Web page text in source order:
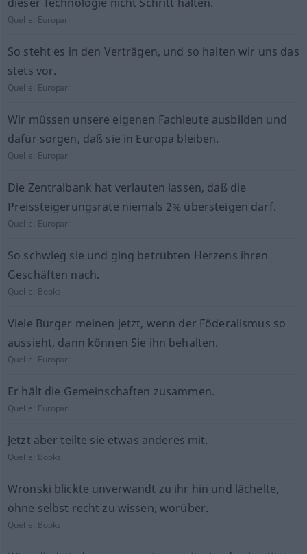
Quelle: Europarl
So steht es in den Verträgen, und so halten wir uns das
stets vor.
Quelle: Europarl
Wir müssen unsere eigenen Fachleute ausbilden und
dafür sorgen, daß sie in Europa bleiben.
Quelle: Europarl
Die Zentralbank hat verlauten lassen, daß die
Preissteigerungsrate niemals 2% übersteigen darf.
Quelle: Europarl
So schwieg sie und ging betrübten Herzens ihren
Geschäften nach.
Quelle: Books
Viele Bürger meinen jetzt, wenn der Föderalismus so
aussieht, dann können Sie ihn behalten.
Quelle: Europarl
Er hält die Gemeinschaften zusammen.
Quelle: Europarl
Jetzt aber teilte sie etwas anderes mit.
Quelle: Books
Wronski blickte unverwandt zu ihr hin und lächelte,
ohne selbst recht zu wissen, worüber.
Quelle: Books